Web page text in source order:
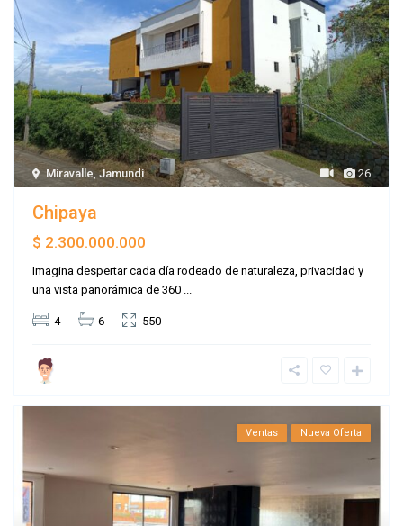
26
Miravalle,Jamundi
Chipaya
$ 2.300.000.000
Imagina despertar cada día rodeado de naturaleza, privacidad y
una vista panorámica de 360
4 6 550
Ventas Nueva Oferta